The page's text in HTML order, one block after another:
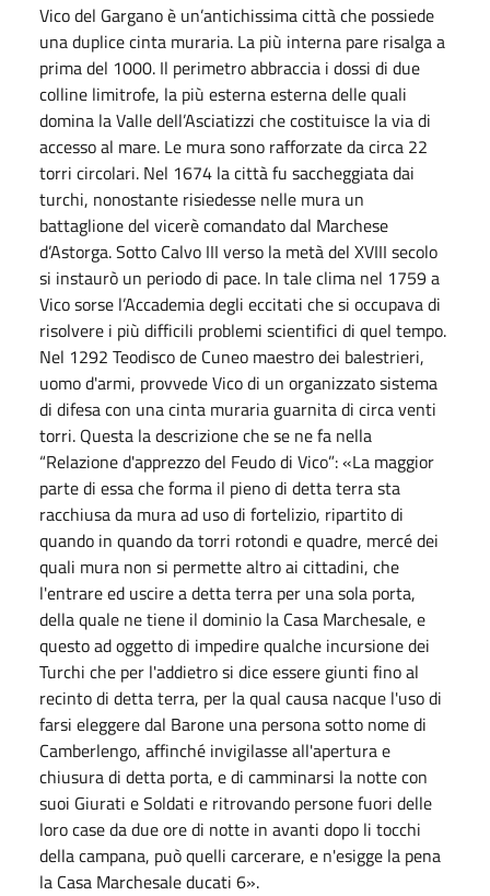
Vico del Gargano è un’antichissima città che possiede
una duplice cinta muraria. La più interna pare risalga a
prima del 1000. Il perimetro abbraccia i dossi di due
colline limitrofe, la più esterna esterna delle quali
domina la Valle dell’Asciatizzi che costituisce la via di
accesso al mare. Le mura sono rafforzate da circa 22
torri circolari. Nel 1674 la città fu saccheggiata dai
turchi, nonostante risiedesse nelle mura un
battaglione del vicerè comandato dal Marchese
d’Astorga. Sotto Calvo III verso la metà del XVIII secolo
si instaurò un periodo di pace. In tale clima nel 1759 a
Vico sorse l’Accademia degli eccitati che si occupava di
risolvere i più difficili problemi scientifici di quel tempo.
Nel 1292 Teodisco de Cuneo maestro dei balestrieri,
uomo d'armi, provvede Vico di un organizzato sistema
di difesa con una cinta muraria guarnita di circa venti
torri. Questa la descrizione che se ne fa nella
“Relazione d'apprezzo del Feudo di Vico”: «La maggior
parte di essa che forma il pieno di detta terra sta
racchiusa da mura ad uso di fortelizio, ripartito di
quando in quando da torri rotondi e quadre, mercé dei
quali mura non si permette altro ai cittadini, che
l'entrare ed uscire a detta terra per una sola porta,
della quale ne tiene il dominio la Casa Marchesale, e
questo ad oggetto di impedire qualche incursione dei
Turchi che per l'addietro si dice essere giunti fino al
recinto di detta terra, per la qual causa nacque l'uso di
farsi eleggere dal Barone una persona sotto nome di
Camberlengo, affinché invigilasse all'apertura e
chiusura di detta porta, e di camminarsi la notte con
suoi Giurati e Soldati e ritrovando persone fuori delle
loro case da due ore di notte in avanti dopo li tocchi
della campana, può quelli carcerare, e n'esigge la pena
la Casa Marchesale ducati 6».